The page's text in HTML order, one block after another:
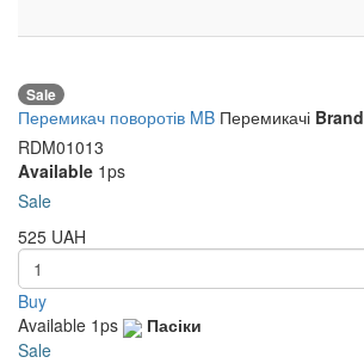
Sale
Перемикач поворотів MB Перемикачі Brand
RDM01013
Available 1ps
Sale
525 UAH
Buy
Available 1ps Пасіки
Sale